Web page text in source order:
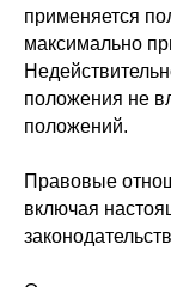
применяется
максимально
положения не
положений.
Правовые
включая